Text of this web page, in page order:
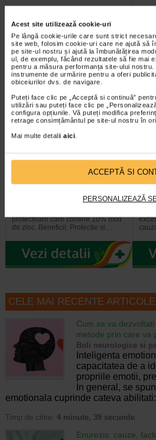
Acest site utilizează cookie-uri
Pe lângă cookie-urile care sunt strict
site web, folosim cookie-uri care ne ajută să
pe site-ul nostru și ajută la îmbunătățirea
ul, de exemplu, făcând rezultatele să fie mai
pentru a măsura performanța site-ului
instrumente de urmărire pentru a oferi
obiceiurilor dvs. de navigare.
Puteți face clic pe „Acceptă si continuă”
utilizări sau puteți face clic pe
configura opțiunile. Vă puteți modifica
retrage consimțământul pe site-ul nostru în
Mai multe detalii aici.
ACCEPTĂ SI
PERSONALIZEAZĂ
B este o crema cu actiune
reparatoare cu indicatii multiple…
Al 2-lea la jumătate de preț
Crema eritem fesier Pasta
all’Acqua, 100 ml, VITAMIN…
protectoare care contine 10% oxid
de zinc. Beneficii: Protectie si…
CELE MAI RECENTE ARTICOLE
Cum sa va
metode prin care va
Boli neurologice si
Inteligenta
capacitatea de a
propriile emotii,
In general, se
emotionala cuprinde cateva
Timp de citire: 4 minute, 39 secunde
Enurezis: cauze,